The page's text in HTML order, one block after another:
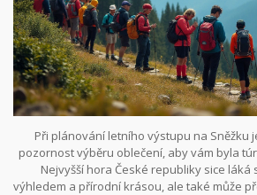
Při plánování letního výstupu na Sněžku
pozornost výběru oblečení, aby vám byla
Nejvyšší hora České republiky sice láká
výhledem a přírodní krásou, ale také může